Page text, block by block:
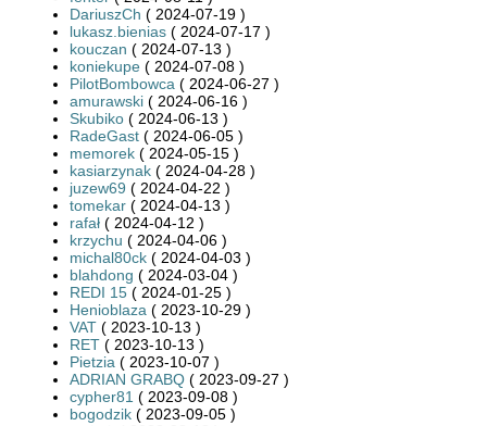
DariuszCh ( 2024-07-19 )
lukasz.bienias ( 2024-07-17 )
kouczan ( 2024-07-13 )
koniekupe ( 2024-07-08 )
PilotBombowca ( 2024-06-27 )
amurawski ( 2024-06-16 )
Skubiko ( 2024-06-13 )
RadeGast ( 2024-06-05 )
memorek ( 2024-05-15 )
kasiarzynak ( 2024-04-28 )
juzew69 ( 2024-04-22 )
tomekar ( 2024-04-13 )
rafał ( 2024-04-12 )
krzychu ( 2024-04-06 )
michal80ck ( 2024-04-03 )
blahdong ( 2024-03-04 )
REDI 15 ( 2024-01-25 )
Henioblaza ( 2023-10-29 )
VAT ( 2023-10-13 )
RET ( 2023-10-13 )
Pietzia ( 2023-10-07 )
ADRIAN GRABQ ( 2023-09-27 )
cypher81 ( 2023-09-08 )
bogodzik ( 2023-09-05 )